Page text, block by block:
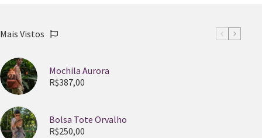
Mais Vistos
Mochila Aurora
R$387,00
Bolsa Tote Orvalho
R$250,00